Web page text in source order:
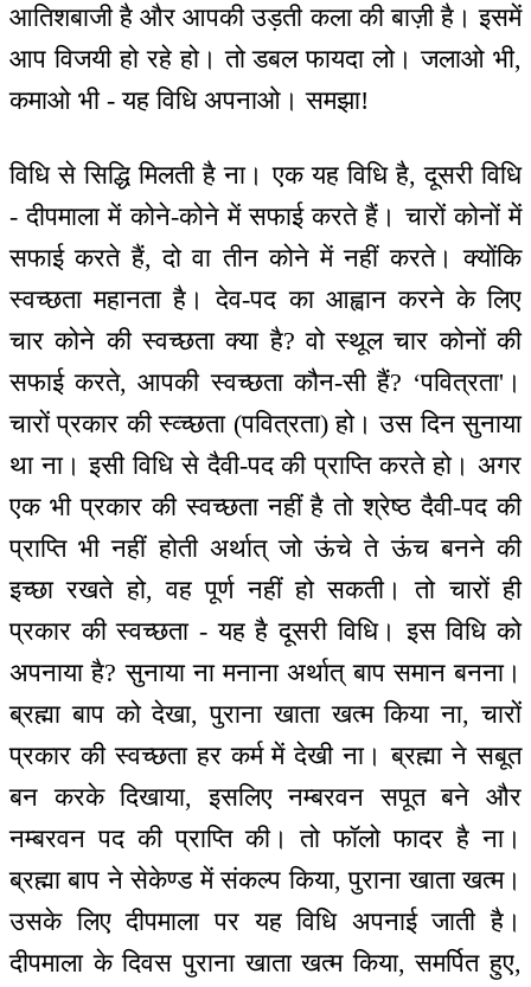
आतिशबाजी है और आपकी उड़ती कला की बाज़ी है। इसमें
आप विजयी हो रहे हो। तो डबल फायदा लो। जलाओ भी,
कमाओ भी - यह विधि अपनाओ। समझा!
विधि से सिद्धि मिलती है ना। एक यह विधि है, दूसरी विधि
- दीपमाला में कोने-कोने में सफाई करते हैं। चारों कोनों में
सफाई करते हैं, दो वा तीन कोने में नहीं करते। क्योंकि
स्वच्छता महानता है। देव-पद का आह्वान करने के लिए
चार कोने की स्वच्छता क्या है? वो स्थूल चार कोनों की
सफाई करते, आपकी स्वच्छता कौन-सी हैं? ‘पवित्रता'।
चारों प्रकार की स्व्च्छता (पवित्रता) हो। उस दिन सुनाया
था ना। इसी विधि से दैवी-पद की प्राप्ति करते हो। अगर
एक भी प्रकार की स्वच्छता नहीं है तो श्रेष्ठ दैवी-पद की
प्राप्ति भी नहीं होती अर्थात् जो ऊंचे ते ऊंच बनने की
इच्छा रखते हो, वह पूर्ण नहीं हो सकती। तो चारों ही
प्रकार की स्वच्छता - यह है दूसरी विधि। इस विधि को
अपनाया है? सुनाया ना मनाना अर्थात् बाप समान बनना।
ब्रह्मा बाप को देखा, पुराना खाता खत्म किया ना, चारों
प्रकार की स्वच्छता हर कर्म में देखी ना। ब्रह्मा ने सबूत
बन करके दिखाया, इसलिए नम्बरवन सपूत बने और
नम्बरवन पद की प्राप्ति की। तो फॉलो फादर है ना।
ब्रह्मा बाप ने सेकेण्ड में संकल्प किया, पुराना खाता खत्म।
उसके लिए दीपमाला पर यह विधि अपनाई जाती है।
दीपमाला के दिवस पुराना खाता खत्म किया, समर्पित हुए,